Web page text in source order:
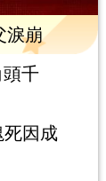
淚崩
千
因成